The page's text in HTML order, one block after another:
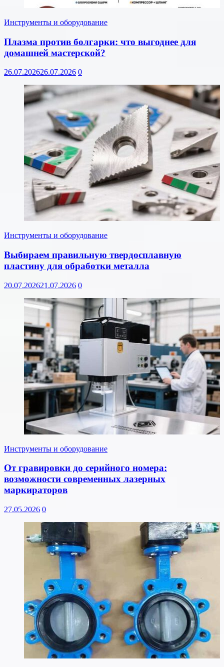
Инструменты и оборудование
Плазма против болгарки: что выгоднее для
домашней мастерской?
26.07.202626.07.2026 0
Инструменты и оборудование
Выбираем правильную твердосплавную
пластину для обработки металла
20.07.202621.07.2026 0
Инструменты и оборудование
От гравировки до серийного номера:
возможности современных лазерных
маркираторов
27.05.2026 0